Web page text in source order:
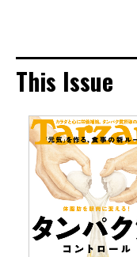
This Issue